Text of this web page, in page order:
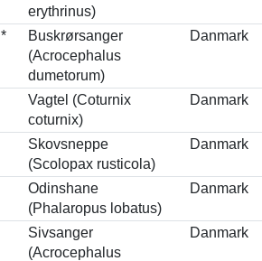
erythrinus)
*
Buskrørsanger
(Acrocephalus
dumetorum)
Danmark
Vagtel (Coturnix
coturnix)
Danmark
Skovsneppe
(Scolopax rusticola)
Danmark
Odinshane
(Phalaropus lobatus)
Danmark
Sivsanger
(Acrocephalus
Danmark